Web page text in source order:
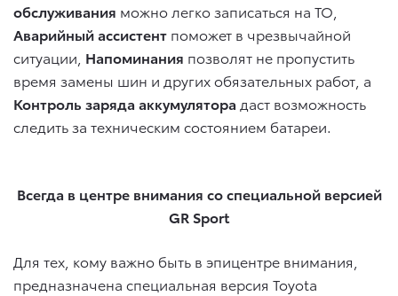
обслуживания можно легко записаться на ТО,
Аварийный ассистент поможет в чрезвычайной
ситуации, Напоминания позволят не пропустить
время замены шин и других обязательных работ, а
Контроль заряда аккумулятора даст возможность
следить за техническим состоянием батареи.
Всегда в центре внимания со специальной версией
GR Sport
Для тех, кому важно быть в эпицентре внимания,
предназначена специальная версия Toyota